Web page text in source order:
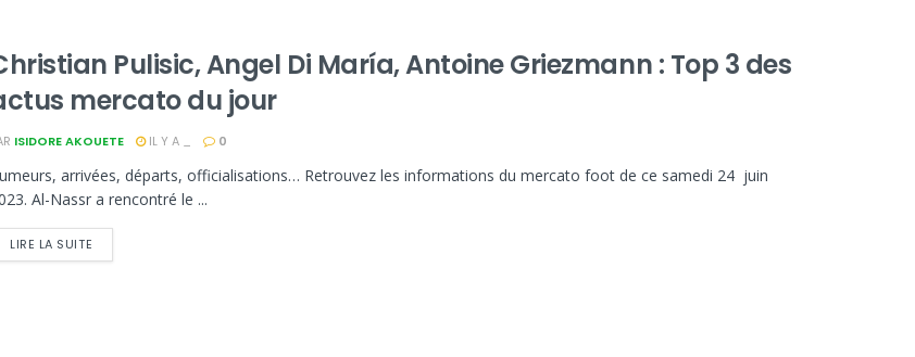
Pulisic, Angel Di María, Antoine Griezmann : Top 3 des
mercato du jour
ISIDORE AKOUETE IL Y A _ 0
arrivées, départs, officialisations… Retrouvez les informations du mercato foot de ce samedi 24 juin
Al-Nassr a rencontré le ...
LIRE LA SUITE